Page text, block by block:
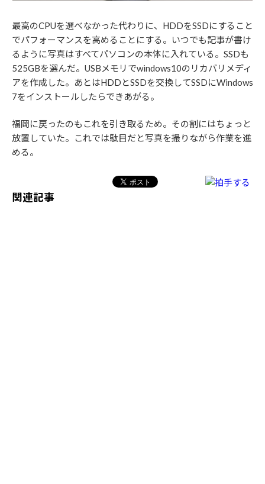
最高のCPUを選べなかった代わりに、HDDをSSDにすること
でパフォーマンスを高めることにする。いつでも記事が書け
るように写真はすべてパソコンの本体に入れている。SSDも
525GBを選んだ。USBメモリでwindows10のリカバリメディ
アを作成した。あとはHDDとSSDを交換してSSDにWindows
7をインストールしたらできあがる。
福岡に戻ったのもこれを引き取るため。その割にはちょっと
放置していた。これでは駄目だと写真を撮りながら作業を進
める。
関連記事